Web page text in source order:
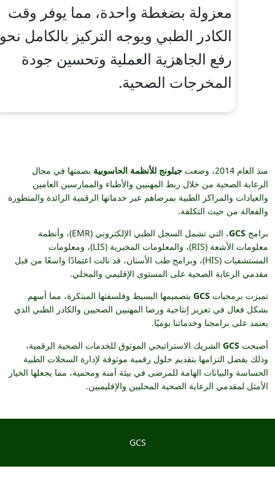
معزولة بضغطة واحدة، مما يوفر وقت
الكادر الطبي ويوجه التركيز بالكامل نحو
رفع الجاهزية العملية وتحسين جودة
المخرجات الصحية.
منذ العام 2014، وضعت جيلونج للأنظمة الحاسوبيةبصمتها في مجال
الرعاية الصحية من خلال ربط المهنيين والأطباء والممارسين العامين
والعيادات والمراكز الطبية بمرضاهم عبر خدماتها الرقمية الرائدة والمتطورة
والفعالة من حيث التكلفة.
برامجGCS
، التي تشمل السجل الطبي الإلكتروني (EMR)، وأنظمة
معلومات الأشعة (RIS)، والمعلومات المخبرية (LIS)، ومعلومات
المستشفيات (HIS)، وبرامج طب الأسنان، قد نالت اعتمادًا واسعًا من قبل
مقدمي الرعاية الصحية على المستوى الإقليمي والمحلي.
تميزت برمجياتGCSبتصميمها البسيط وفلسفتها المبتكرة، مما أسهم
بشكل فعال في تعزيز إنتاجية ورضا المهنيين الصحيين والكادر الطبي الذي
يعتمد على برامجنا وخدماتنا يوميًا.
أصبحتGCSالشريك الاستراتيجي الموثوق للخدمات الصحية الرقمية،
وذلك بفضل التزامها بتقديم حلول رقمية موثوقة لإدارة السجلات الطبية
الحساسة والبيانات الهامة للمرضى في بيئة آمنة ومحمية، مما يجعلها الخيار
الأمثل لمقدمي الرعاية الصحية المحليين والإقليميين.
GCS